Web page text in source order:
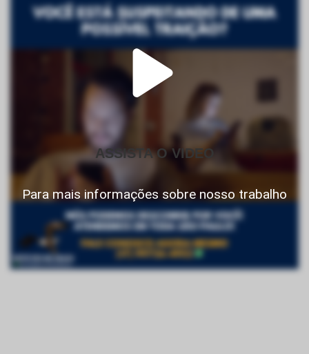
ASSISTA O VIDEO
Para mais informações sobre nosso trabalho